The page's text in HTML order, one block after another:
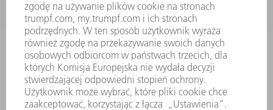
PROFIL FIRMY
ZARZĄD
SPRAWOZDANIE Z DZIAŁALNOŚCI
ZASADY BIZNESOWE
ZAPEWNIENIE ZGODNOŚCI DZIAŁALNOŚCI Z REGULACJAMI
SYSTEM ZGŁASZANIA NIEPRAWIDŁOWOŚCI
BEZPIECZEŃSTWO
INFORMACJE PRASOWE
MAGAZYNY